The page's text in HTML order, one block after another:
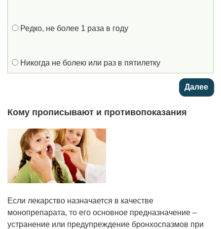
Редко, не более 1 раза в году
Никогда не болею или раз в пятилетку
Кому прописывают и противопоказания
Если лекарство назначается в качестве
монопрепарата, то его основное предназначение –
устранение или предупреждение бронхоспазмов при